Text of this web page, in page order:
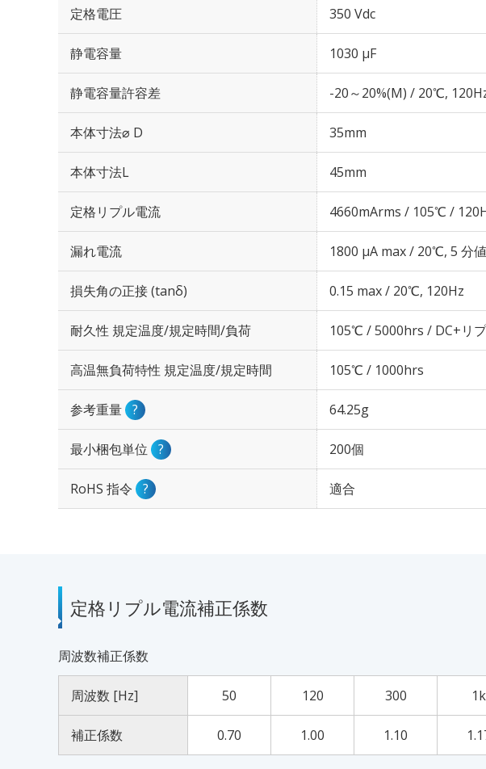
定格電圧 350 Vdc
静電容量 1030 µF
静電容量許容差 -20～20%(M) / 20℃,
本体寸法⌀ D 35mm
本体寸法L 45mm
定格リプル電流 4660mArms / 105℃ /
漏れ電流 1800 μA max / 20℃, 5 分値
損失角の正接 (tanδ) 0.15 max / 20℃, 120Hz
耐久性 規定温度/規定時間/負荷 105℃ / 5000hrs / DC+リ
高温無負荷特性 規定温度/規定時間 105℃ / 1000hrs
参考重量 ? 64.25g
最小梱包単位 ? 200個
RoHS 指令 ? 適合
定格リプル電流補正係数
周波数補正係数
周波数 [Hz] 50 120 300 1k
補正係数 0.70 1.00 1.10